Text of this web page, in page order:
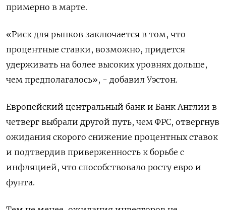
примерно в марте.
«Риск для рынков заключается в том, что
процентные ставки, возможно, придется
удерживать на более высоких уровнях дольше,
чем предполагалось», - добавил Уэстон.
Европейский центральный банк и Банк Англии в
четверг выбрали другой путь, чем ФРС, отвергнув
ожидания скорого снижение процентных ставок
и подтвердив приверженность к борьбе с
инфляцией, что способствовало росту евро и
фунта.